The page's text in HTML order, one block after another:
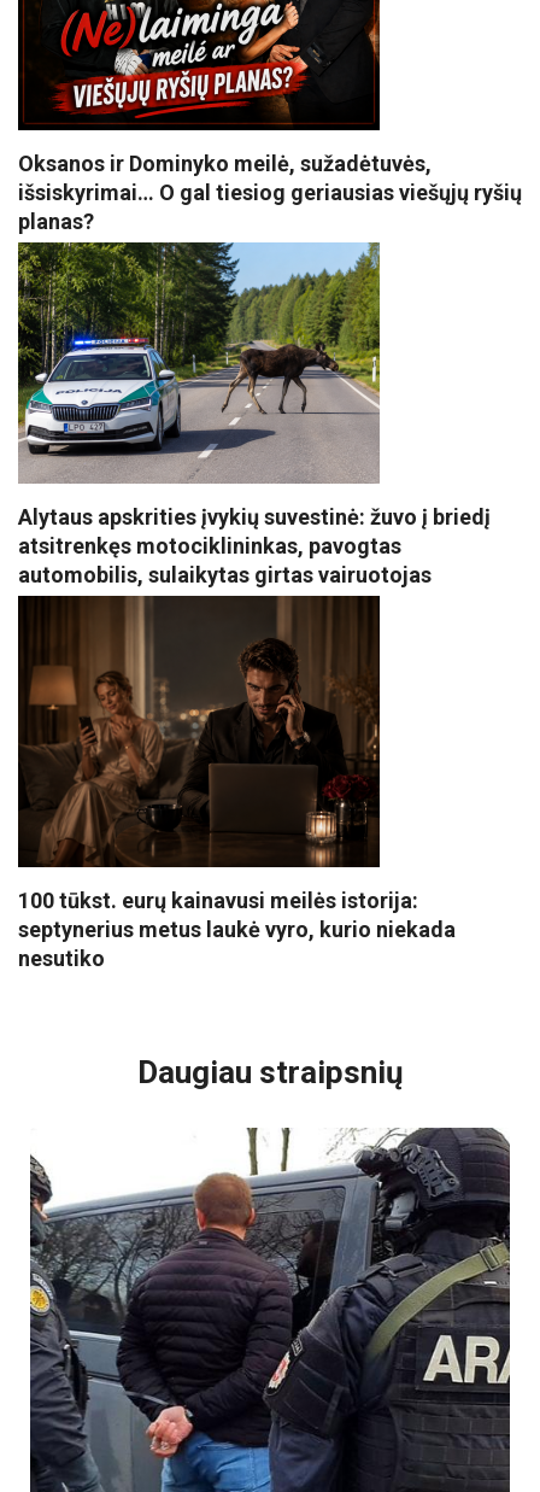
Oksanos ir Dominyko meilė, sužadėtuvės,
išsiskyrimai… O gal tiesiog geriausias viešųjų ryšių
planas?
Alytaus apskrities įvykių suvestinė: žuvo į briedį
atsitrenkęs motociklininkas, pavogtas
automobilis, sulaikytas girtas vairuotojas
100 tūkst. eurų kainavusi meilės istorija:
septynerius metus laukė vyro, kurio niekada
nesutiko
Daugiau straipsnių